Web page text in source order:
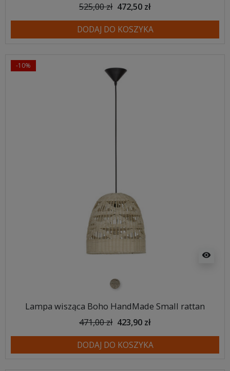
525,00 zł 472,50 zł
DODAJ DO KOSZYKA
-10%
visibility
naturalna plecionka
Lampa wisząca Boho HandMade Small rattan
471,00 zł 423,90 zł
DODAJ DO KOSZYKA